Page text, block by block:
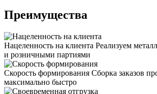
Преимущества
Нацеленность на клиента Реализуем
и розничными партиями
Скорость формирования Сборка заказов
максимально быстро